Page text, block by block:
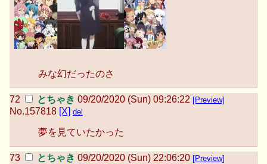
みな幻だったのさ
とちゃき 09/20/2020 (Sun) 09:26:22 [Preview]
No.157818 [X] del
夢を見ていたかった
とちゃき 09/20/2020 (Sun) 22:06:20 [Preview]